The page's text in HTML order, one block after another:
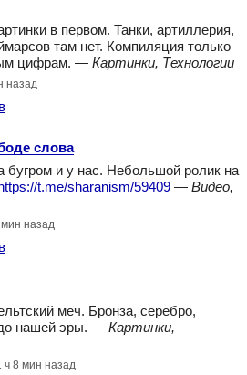
в первом. Танки, артиллерия,
там нет. Компиляция только
цифрам. — Картинки, Технологии
назад
слова
и у нас. Небольшой ролик на
https://t.me/sharanism/59409 — Видео,
назад
меч. Бронза, серебро,
до нашей эры. — Картинки,
ч 8 мин назад